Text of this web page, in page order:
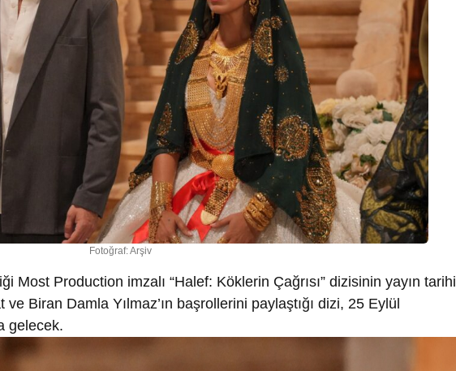
Fotoğraf: Arşiv
Most Production imzalı “Halef: Köklerin Çağrısı” dizisinin yayın tarihi
Biran Damla Yılmaz’ın başrollerini paylaştığı dizi, 25 Eylül
gelecek.